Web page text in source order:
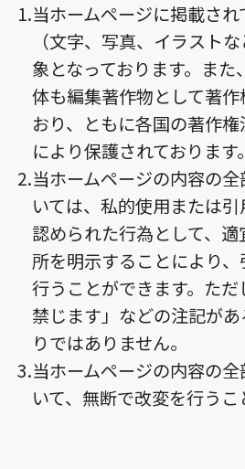
当ホームページに掲載さ
（文字、写真、イラスト
象となっております。ま
体も編集著作物として著
おり、ともに各国の著作
により保護されております。
当ホームページの内容の
いては、私的使用または
認められた行為として、
所を明示することにより
行うことができます。た
禁じます」などの注記が
りではありません。
当ホームページの内容の
いて、無断で改変を行うこ